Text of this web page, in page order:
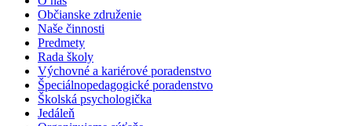
Občianske združenie
Naše činnosti
Predmety
Rada školy
Výchovné a kariérové poradenstvo
Špeciálnopedagogické poradenstvo
Školská psychologička
Jedáleň